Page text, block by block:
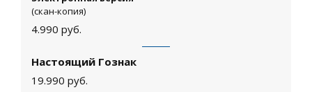
(скан-копия)
4.990 руб.
Настоящий Гознак
19.990 руб.